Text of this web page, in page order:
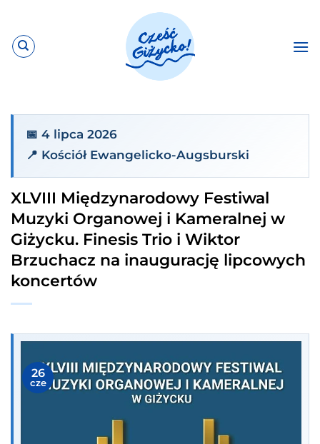
zawartości
📅 4 lipca 2026
📍 Kościół Ewangelicko-Augsburski
XLVIII Międzynarodowy Festiwal
Muzyki Organowej i Kameralnej w
Giżycku. Finesis Trio i Wiktor
Brzuchacz na inaugurację lipcowych
koncertów
26
cze